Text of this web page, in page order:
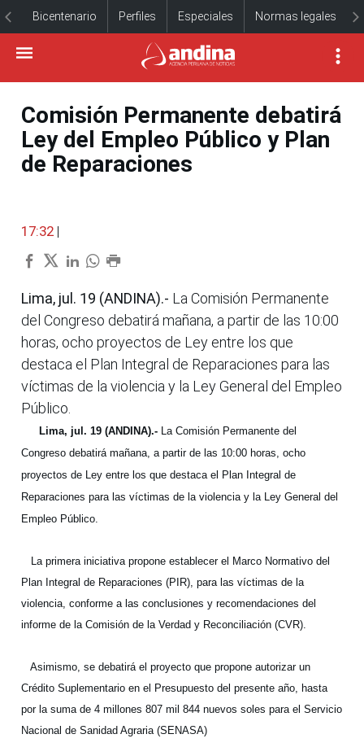
Bicentenario Perfiles Especiales Normas legales
Comisión Permanente debatirá
Ley del Empleo Público y Plan
de Reparaciones
17:32 |
Lima, jul. 19 (ANDINA).- La Comisión Permanente
del Congreso debatirá mañana, a partir de las 10:00
horas, ocho proyectos de Ley entre los que
destaca el Plan Integral de Reparaciones para las
víctimas de la violencia y la Ley General del Empleo
Público.
Lima, jul. 19 (ANDINA).-
La Comisión Permanente del
Congreso debatirá mañana, a partir de las 10:00 horas, ocho
proyectos de Ley entre los que destaca el Plan Integral de
Reparaciones para las víctimas de la violencia y la Ley General del
Empleo Público.
La primera iniciativa propone establecer el Marco Normativo del
Plan Integral de Reparaciones (PIR), para las víctimas de la
violencia, conforme a las conclusiones y recomendaciones del
informe de la Comisión de la Verdad y Reconciliación (CVR).
Asimismo, se debatirá el proyecto que propone autorizarun
Crédito Suplementario en el Presupuesto del presente año, hasta
por la suma de 4 millones 807 mil 844 nuevos soles para el Servicio
Nacional de Sanidad Agraria (SENASA)